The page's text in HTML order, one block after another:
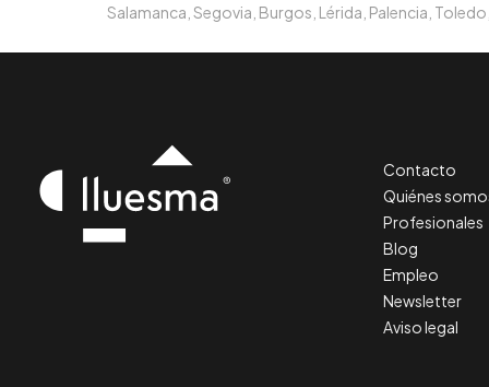
Salamanca, Segovia, Burgos, Lérida, Palencia,
Contacto
Quiénes
Profesionales
Blog
Empleo
Newsletter
Aviso legal